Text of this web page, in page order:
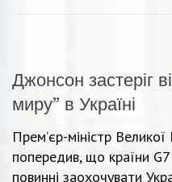
Джонсон застеріг
миру” в Україні
Прем’єр-міністр
попередив, що країни
повинні заохочувати